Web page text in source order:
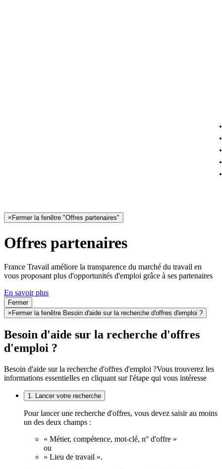
× Fermer la fenêtre "Offres partenaires"
Offres partenaires
France Travail améliore la transparence du marché du travail en
vous proposant plus d'opportunités d'emploi grâce à ses partenaires
En savoir plus
Fermer
× Fermer la fenêtre Besoin d'aide sur la recherche d'offres d'emploi ?
Besoin d'aide sur la recherche d'offres
d'emploi ?
Besoin d'aide sur la recherche d'offres d'emploi ?Vous trouverez les
informations essentielles en cliquant sur l'étape qui vous intéresse
1. Lancer votre recherche
Pour lancer une recherche d'offres, vous devez saisir au moins
un des deux champs :
« Métier, compétence, mot-clé, n° d'offre »
ou
« Lieu de travail ».